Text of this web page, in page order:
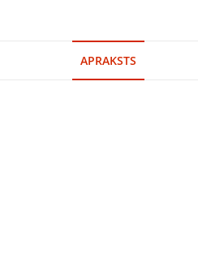
APRAKSTS